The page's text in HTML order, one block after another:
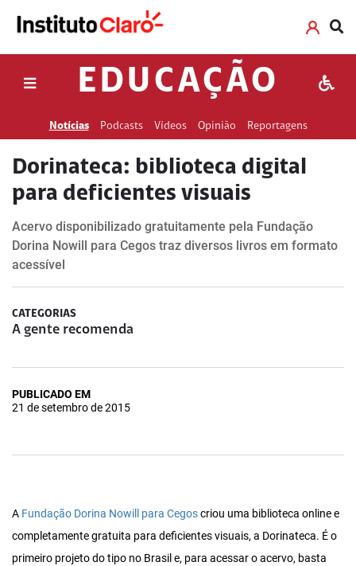
EDUCAÇÃO
Notícias Podcasts Vídeos Opinião Reportagens
Dorinateca: biblioteca digital
para deficientes visuais
Acervo disponibilizado gratuitamente pela Fundação
Dorina Nowill para Cegos traz diversos livros em formato
acessível
CATEGORIAS
A gente recomenda
PUBLICADO EM
21 de setembro de 2015
A Fundação Dorina Nowill para Cegoscriou uma biblioteca online e
completamente gratuita para deficientes visuais, a Dorinateca. É o
primeiro projeto do tipo no Brasil e, para acessar o acervo, basta